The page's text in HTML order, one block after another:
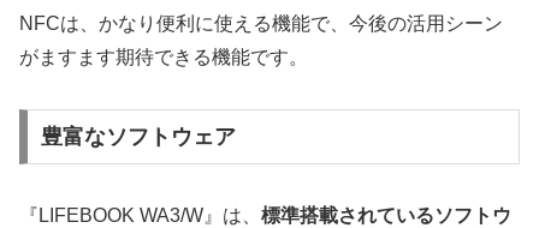
NFCは、かなり便利に使える機能で、今後の活用シーン
がますます期待できる機能です。
豊富なソフトウェア
『LIFEBOOK WA3/W』は、 標準搭載されているソフトウ